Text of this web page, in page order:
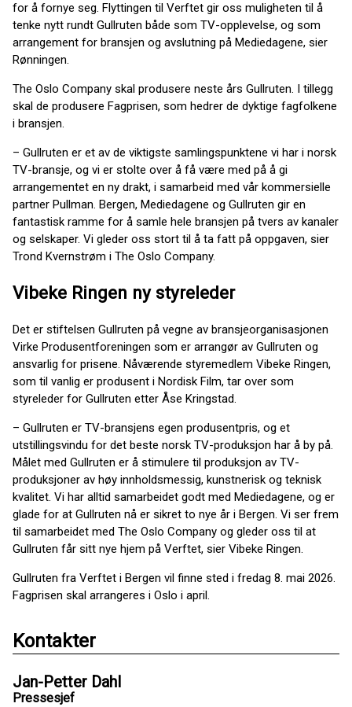
for å fornye seg. Flyttingen til Verftet gir oss muligheten til å
tenke nytt rundt Gullruten både som TV-opplevelse, og som
arrangement for bransjen og avslutning på Mediedagene, sier
Rønningen.
The Oslo Company skal produsere neste års Gullruten. I tillegg
skal de produsere Fagprisen, som hedrer de dyktige fagfolkene
i bransjen.
– Gullruten er et av de viktigste samlingspunktene vi har i norsk
TV-bransje, og vi er stolte over å få være med på å gi
arrangementet en ny drakt, i samarbeid med vår kommersielle
partner Pullman. Bergen, Mediedagene og Gullruten gir en
fantastisk ramme for å samle hele bransjen på tvers av kanaler
og selskaper. Vi gleder oss stort til å ta fatt på oppgaven, sier
Trond Kvernstrøm i The Oslo Company.
Vibeke Ringen ny styreleder
Det er stiftelsen Gullruten på vegne av bransjeorganisasjonen
Virke Produsentforeningen som er arrangør av Gullruten og
ansvarlig for prisene. Nåværende styremedlem Vibeke Ringen,
som til vanlig er produsent i Nordisk Film, tar over som
styreleder for Gullruten etter Åse Kringstad.
– Gullruten er TV-bransjens egen produsentpris, og et
utstillingsvindu for det beste norsk TV-produksjon har å by på.
Målet med Gullruten er å stimulere til produksjon av TV-
produksjoner av høy innholdsmessig, kunstnerisk og teknisk
kvalitet. Vi har alltid samarbeidet godt med Mediedagene, og er
glade for at Gullruten nå er sikret to nye år i Bergen. Vi ser frem
til samarbeidet med The Oslo Company og gleder oss til at
Gullruten får sitt nye hjem på Verftet, sier Vibeke Ringen.
Gullruten fra Verftet i Bergen vil finne sted i fredag 8. mai 2026.
Fagprisen skal arrangeres i Oslo i april.
Kontakter
Jan-Petter Dahl
Pressesjef